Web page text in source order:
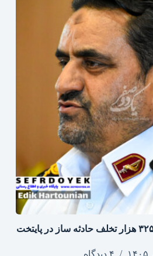
اعمال قانون پلیس برای ۳۲۵ هزار تخلف حادثه ساز در پایتخت